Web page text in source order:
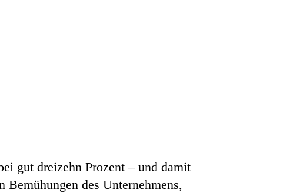
gut dreizehn Prozent – und damit
des Unternehmens,